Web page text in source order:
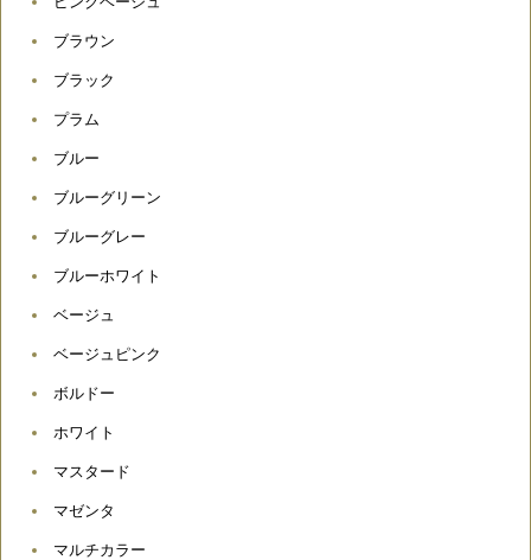
ブラウン
ブラック
プラム
ブルー
ブルーグリーン
ブルーグレー
ブルーホワイト
ベージュ
ベージュピンク
ボルドー
ホワイト
マスタード
マゼンタ
マルチカラー